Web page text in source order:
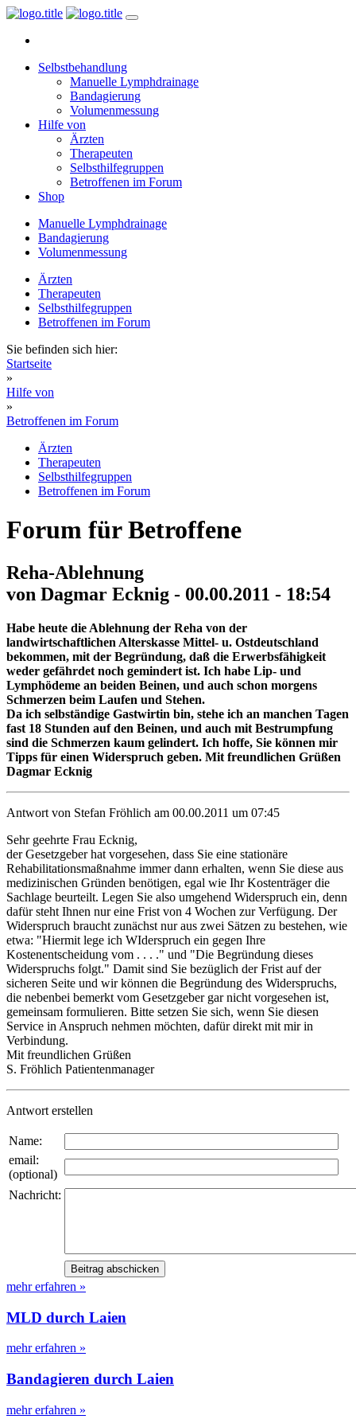
Selbstbehandlung
Manuelle Lymphdrainage
Bandagierung
Volumenmessung
Hilfe von
Ärzten
Therapeuten
Selbsthilfegruppen
Betroffenen im Forum
Shop
Manuelle Lymphdrainage
Bandagierung
Volumenmessung
Ärzten
Therapeuten
Selbsthilfegruppen
Betroffenen im Forum
Sie befinden sich hier:
Startseite
»
Hilfe von
»
Betroffenen im Forum
Ärzten
Therapeuten
Selbsthilfegruppen
Betroffenen im Forum
Forum für Betroffene
Reha-Ablehnung
von Dagmar Ecknig - 00.00.2011 - 18:54
Habe heute die Ablehnung der Reha von der
landwirtschaftlichen Alterskasse Mittel- u. Ostdeutschland
bekommen, mit der Begründung, daß die Erwerbsfähigkeit
weder gefährdet noch gemindert ist. Ich habe Lip- und
Lymphödeme an beiden Beinen, und auch schon morgens
Schmerzen beim Laufen und Stehen.
Da ich selbständige Gastwirtin bin, stehe ich an manchen Tagen
fast 18 Stunden auf den Beinen, und auch mit Bestrumpfung
sind die Schmerzen kaum gelindert. Ich hoffe, Sie können mir
Tipps für einen Widerspruch geben. Mit freundlichen Grüßen
Dagmar Ecknig
Antwort von Stefan Fröhlich am 00.00.2011 um 07:45
Sehr geehrte Frau Ecknig,
der Gesetzgeber hat vorgesehen, dass Sie eine stationäre
Rehabilitationsmaßnahme immer dann erhalten, wenn Sie diese aus
medizinischen Gründen benötigen, egal wie Ihr Kostenträger die
Sachlage beurteilt. Legen Sie also umgehend Widerspruch ein, denn
dafür steht Ihnen nur eine Frist von 4 Wochen zur Verfügung. Der
Widerspruch braucht zunächst nur aus zwei Sätzen zu bestehen, wie
etwa: "Hiermit lege ich WIderspruch ein gegen Ihre
Kostenentscheidung vom . . . ." und "Die Begründung dieses
Widerspruchs folgt." Damit sind Sie bezüglich der Frist auf der
sicheren Seite und wir können die Begründung des Widerspruchs,
die nebenbei bemerkt vom Gesetzgeber gar nicht vorgesehen ist,
gemeinsam formulieren. Bitte setzen Sie sich, wenn Sie diesen
Service in Anspruch nehmen möchten, dafür direkt mit mir in
Verbindung.
Mit freundlichen Grüßen
S. Fröhlich Patientenmanager
Antwort erstellen
Name:
email:
(optional)
Nachricht:
mehr erfahren »
MLD durch Laien
mehr erfahren »
Bandagieren durch Laien
mehr erfahren »